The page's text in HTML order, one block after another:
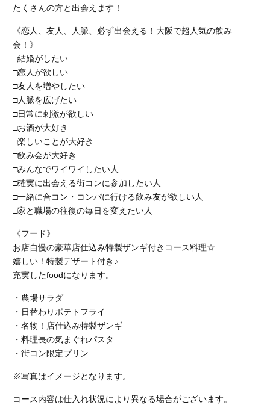
たくさんの方と出会えます！
《恋人、友人、人脈、必ず出会える！大阪で超人気の飲み
会！》
□結婚がしたい
□恋人が欲しい
□友人を増やしたい
□人脈を広げたい
□日常に刺激が欲しい
□お酒が大好き
□楽しいことが大好き
□飲み会が大好き
□みんなでワイワイしたい人
□確実に出会える街コンに参加したい人
□一緒に合コン・コンパに行ける飲み友が欲しい人
□家と職場の往復の毎日を変えたい人
《フード》
お店自慢の豪華店仕込み特製ザンギ付きコース料理☆
嬉しい！特製デザート付き♪
充実したfoodになります。
・農場サラダ
・日替わりポテトフライ
・名物！店仕込み特製ザンギ
・料理長の気まぐれパスタ
・街コン限定プリン
※写真はイメージとなります。
コース内容は仕入れ状況により異なる場合がございます。